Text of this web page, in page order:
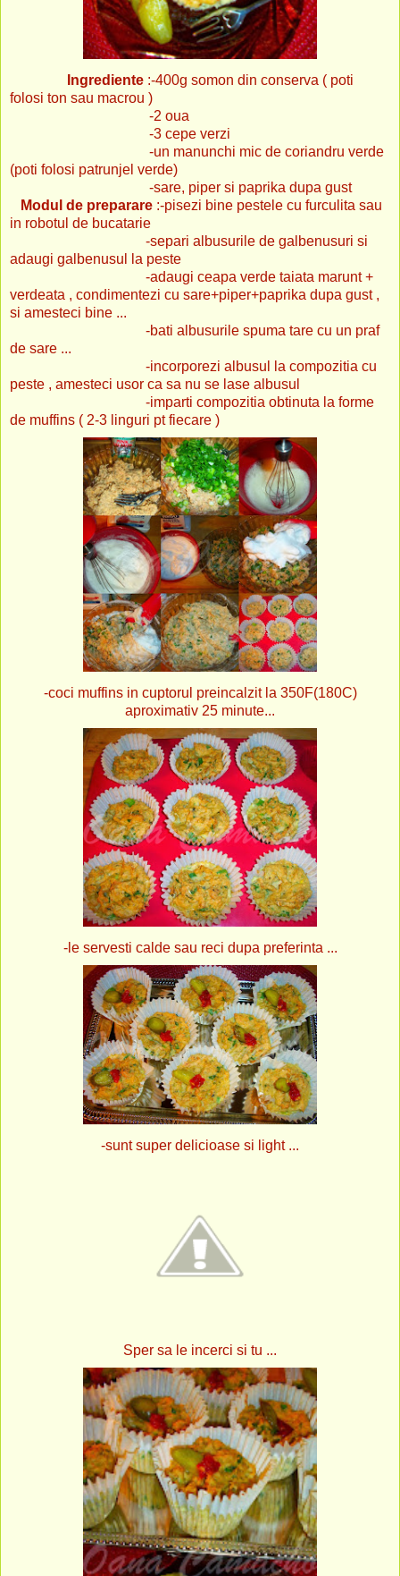
Ingrediente :-400g somon din conserva ( poti
folosi ton sau macrou )
-2 oua
-3 cepe verzi
-un manunchi mic de coriandru verde
(poti folosi patrunjel verde)
-sare, piper si paprika dupa gust
Modul de preparare :-pisezi bine pestele cu furculita sau
in robotul de bucatarie
-separi albusurile de galbenusuri si
adaugi galbenusul la peste
-adaugi ceapa verde taiata marunt +
verdeata , condimentezi cu sare+piper+paprika dupa gust ,
si amesteci bine ...
-bati albusurile spuma tare cu un praf
de sare ...
-incorporezi albusul la compozitia cu
peste , amesteci usor ca sa nu se lase albusul
-imparti compozitia obtinuta la forme
de muffins ( 2-3 linguri pt fiecare )
-coci muffins in cuptorul preincalzit la 350F(180C)
aproximativ 25 minute...
-le servesti calde sau reci dupa preferinta ...
-sunt super delicioase si light ...
Sper sa le incerci si tu ...